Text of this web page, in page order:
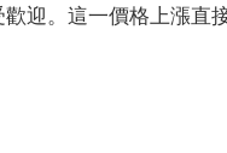
迎。這一價格上漲直